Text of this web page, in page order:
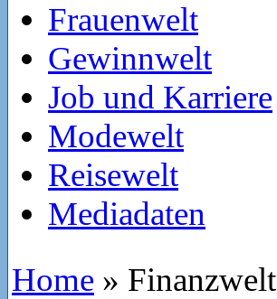
Frauenwelt
Gewinnwelt
Job und Karriere
Modewelt
Reisewelt
Mediadaten
Home » Finanzwelt